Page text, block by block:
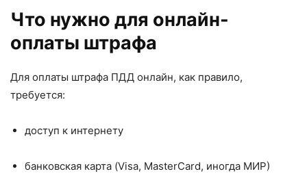
Что нужно для онлайн-
оплаты штрафа
Для оплаты штрафа ПДД онлайн, как правило,
требуется:
доступ к интернету
банковская карта (Visa, MasterCard, иногда МИР)